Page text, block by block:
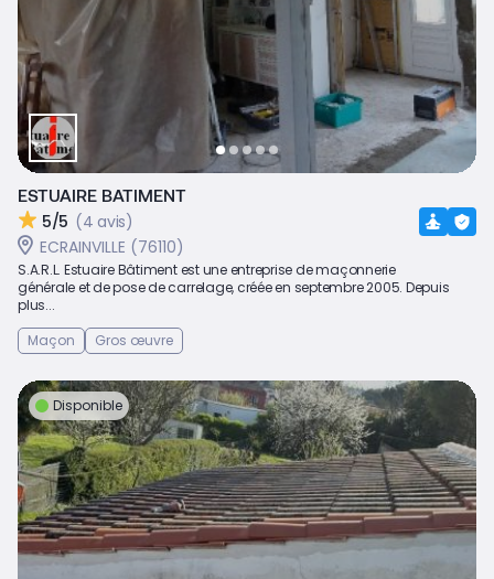
ESTUAIRE BATIMENT
5/5 (4 avis)
ECRAINVILLE (76110)
S.A.R.L. Estuaire Bâtiment est une entreprise de maçonnerie
générale et de pose de carrelage, créée en septembre 2005. Depuis
plus...
Maçon
Gros œuvre
Disponible